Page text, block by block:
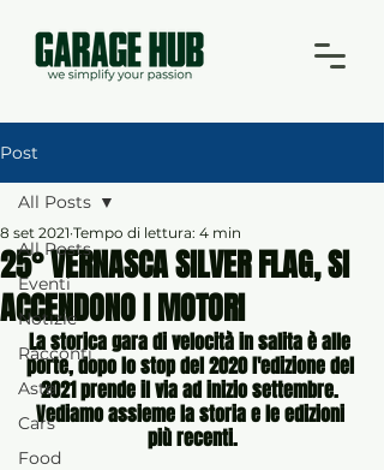
Post
All Posts
Eventi
Notizie
Racconti
Aste
Cars
Food
All Posts
25° VERNASCA SILVER FLAG, SI
ACCENDONO I MOTORI
8 set 2021 Tempo di lettura: 4 min
La storica gara di velocità in salita è alle
porte, dopo lo stop del 2020 l'edizione del
2021 prende il via ad inizio settembre.
Vediamo assieme la storia e le edizioni
più recenti.